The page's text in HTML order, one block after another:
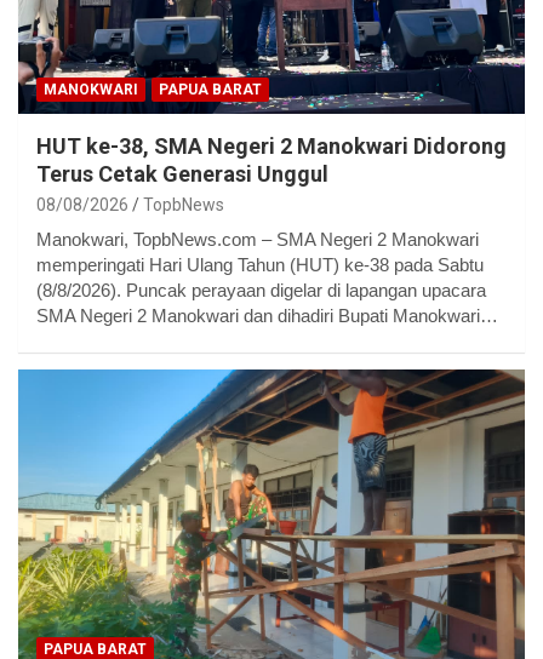
MANOKWARI PAPUA BARAT
HUT ke-38, SMA Negeri 2 Manokwari Didorong
Terus Cetak Generasi Unggul
08/08/2026 TopbNews
Manokwari, TopbNews.com – SMA Negeri 2 Manokwari
memperingati Hari Ulang Tahun (HUT) ke-38 pada Sabtu
(8/8/2026). Puncak perayaan digelar di lapangan upacara
SMA Negeri 2 Manokwari dan dihadiri Bupati Manokwari…
PAPUA BARAT